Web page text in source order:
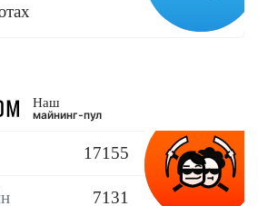
Наш
майнинг-пул
17155
7131